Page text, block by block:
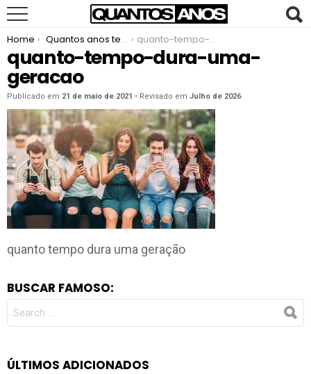
You are here:
Home Quantos anos tem uma geração quanto-tempo-dura-uma-geracao
quanto-tempo-dura-uma-
geracao
Publicado em 21 de maio de 2021 • Revisado em Julho de 2026
quanto tempo dura uma geração
BUSCAR FAMOSO:
FOR:
ÚLTIMOS ADICIONADOS